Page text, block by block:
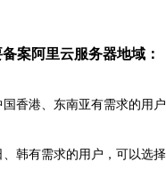
案阿里云服务器地域：
国香港、东南亚有需求的用
、韩有需求的用户，可以选择